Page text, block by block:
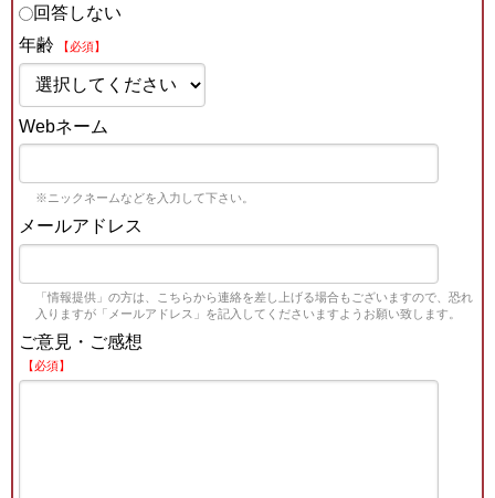
回答しない
年齢
【必須】
Webネーム
※ニックネームなどを入力して下さい。
メールアドレス
「情報提供」の方は、こちらから連絡を差し上げる場合もございますので、恐れ
入りますが「メールアドレス」を記入してくださいますようお願い致します。
ご意見・ご感想
【必須】